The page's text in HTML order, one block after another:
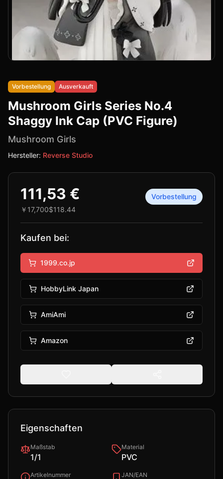
Vorbestellung Ausverkauft
Mushroom Girls Series No.4
Shaggy Ink Cap (PVC Figure)
Mushroom Girls
Hersteller: Reverse Studio
111,53 €
￥17,700$118.44
Vorbestellung
Kaufen bei:
1999.co.jp
HobbyLink Japan
AmiAmi
Amazon
Eigenschaften
Maßstab
1/1
Material
PVC
Artikelnummer JAN/EAN